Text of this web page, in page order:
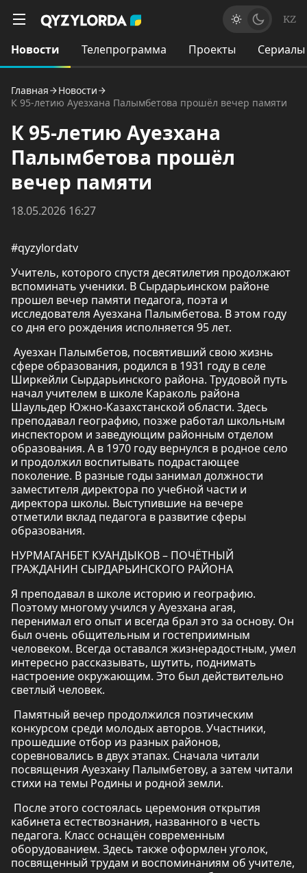
KZ
Новости Телепрограмма Проекты Сериалы
Главная
Новости
К 95-летию Ауезхана Палымбетова прошёл вечер памяти
К 95-летию Ауезхана
Палымбетова прошёл
вечер памяти
18.05.2026 16:27
#qyzylordatv
Учитель, которого спустя десятилетия продолжают
вспоминать ученики. В Сырдарьинском районе
прошел вечер памяти педагога, поэта и
исследователя Ауезхана Палымбетова. В этом году
со дня его рождения исполняется 95 лет.
Ауезхан Палымбетов, посвятивший свою жизнь
сфере образования, родился в 1931 году в селе
Ширкейли Сырдарьинского района. Трудовой путь
начал учителем в школе Караколь района
Шаульдер Южно-Казахстанской области. Здесь
преподавал географию, позже работал школьным
инспектором и заведующим районным отделом
образования. А в 1970 году вернулся в родное село
и продолжил воспитывать подрастающее
поколение. В разные годы занимал должности
заместителя директора по учебной части и
директора школы. Выступившие на вечере
отметили вклад педагога в развитие сферы
образования.
НУРМАГАНБЕТ КУАНДЫКОВ – ПОЧЁТНЫЙ
ГРАЖДАНИН СЫРДАРЬИНСКОГО РАЙОНА
Я преподавал в школе историю и географию.
Поэтому многому учился у Ауезхана агая,
перенимал его опыт и всегда брал это за основу. Он
был очень общительным и гостеприимным
человеком. Всегда оставался жизнерадостным, умел
интересно рассказывать, шутить, поднимать
настроение окружающим. Это был действительно
светлый человек.
Памятный вечер продолжился поэтическим
конкурсом среди молодых авторов. Участники,
прошедшие отбор из разных районов,
соревновались в двух этапах. Сначала читали
посвящения Ауезхану Палымбетову, а затем читали
стихи на темы Родины и родной земли.
После этого состоялась церемония открытия
кабинета естествознания, названного в честь
педагога. Класс оснащён современным
оборудованием. Здесь также оформлен уголок,
посвященный трудам и воспоминаниям об учителе,